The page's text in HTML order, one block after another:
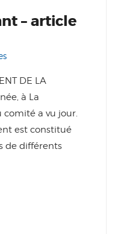
– article
DE LA
à La
comité a vu jour.
est constitué
de différents